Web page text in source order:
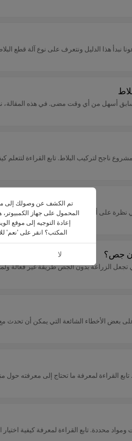
نبدأ هذا الدليل ونتعرف على نوع آلة قطع
أسهل من أي وقت مضى. في هذه المقالة،
ناجح لتركيب البلاط. تابع القراءة لتتعلم
على أحد أهم العناصر في أي مشروع بلاط -
جص؟
الزراعة بدون الجص طريقة غير فعالة
بعض الأخطاء الشائعة التي يمكن أن تحدث
القراءة لمعرفة ما تحتاج إلى معرفته حول
محددة. تابع القراءة لمعرفة كيفية
تم الكشف عن وصولك إلى
المحمول على جهاز
إعادة التوجيه إلى موقع
المكتب؟ انقر على 'نعم'
لا